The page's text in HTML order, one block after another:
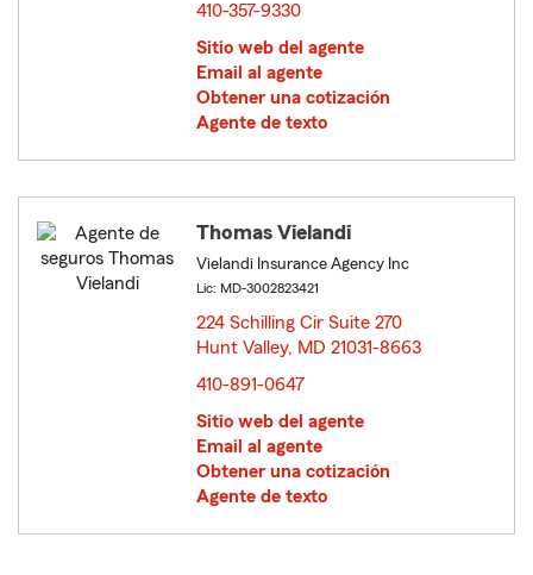
410-357-9330
Sitio web del agente
Email al agente
Obtener una cotización
Agente de texto
Thomas Vielandi
Vielandi Insurance Agency Inc
Lic: MD-3002823421
224 Schilling Cir Suite 270
Hunt Valley, MD 21031-8663
410-891-0647
Sitio web del agente
Email al agente
Obtener una cotización
Agente de texto